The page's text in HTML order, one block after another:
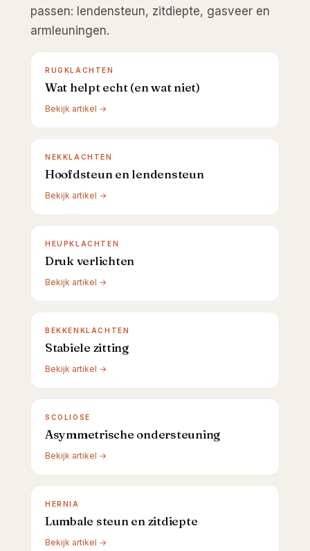
passen: lendensteun, zitdiepte, gasveer en
armleuningen.
RUGKLACHTEN
Wat helpt echt (en wat niet)
Bekijk artikel →
NEKKLACHTEN
Hoofdsteun en lendensteun
Bekijk artikel →
HEUPKLACHTEN
Druk verlichten
Bekijk artikel →
BEKKENKLACHTEN
Stabiele zitting
Bekijk artikel →
SCOLIOSE
Asymmetrische ondersteuning
Bekijk artikel →
HERNIA
Lumbale steun en zitdiepte
Bekijk artikel →